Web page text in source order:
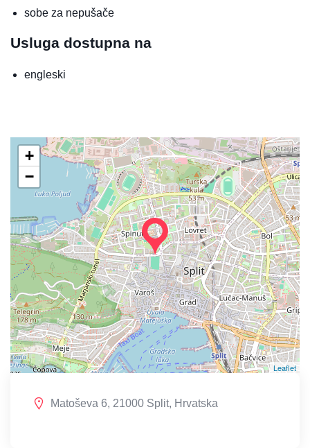
sobe za nepušače
Usluga dostupna na
engleski
+
−
Leaflet
Matoševa 6, 21000 Split, Hrvatska